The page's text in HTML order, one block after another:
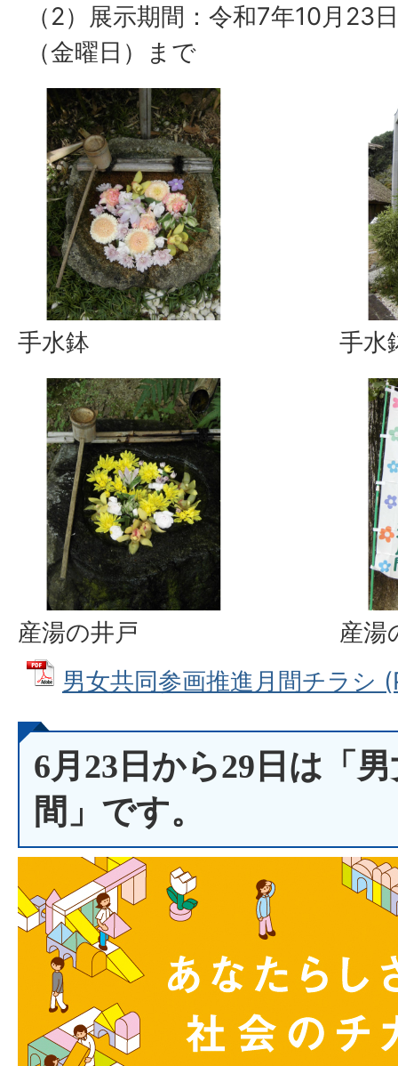
（2）展示期間：令和7年10月23
（金曜日）まで
手水鉢 手水
産湯の井戸
産湯
男女共同参画推進月間チラシ
6月23日から29日は「
間」です。